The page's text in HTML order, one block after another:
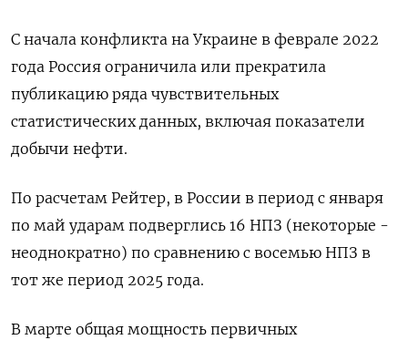
С ⁠начала конфликта на Украине в феврале 2022
года Россия ограничила или прекратила
публикацию ряда чувствительных
‌статистических данных, включая показатели
добычи нефти.
По расчетам Рейтер, в России ‌в период с января
по май ударам подверглись 16 НПЗ (некоторые -
неоднократно) по сравнению с восемью НПЗ в
тот же период 2025 года.
В ​марте общая мощность первичных